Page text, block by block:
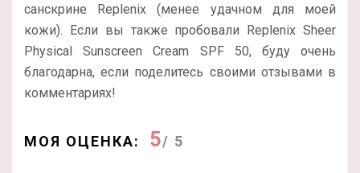
санскрине Replenix (менее удачном для моей
кожи). Если вы также пробовали Replenix Sheer
Physical Sunscreen Cream SPF 50, буду очень
благодарна, если поделитесь своими отзывами в
комментариях!
МОЯ ОЦЕНКА: 5/ 5